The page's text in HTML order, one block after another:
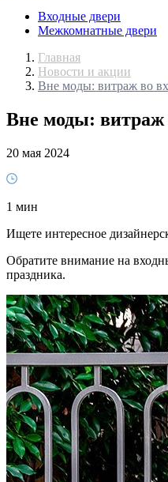
Входные двери
Межкомнатные двери
Главная
Новости и акции
Вне моды: витраж во
Вне моды: витраж
20 мая 2024
1 мин
Ищете интересное
Обратите внимание на
праздника.